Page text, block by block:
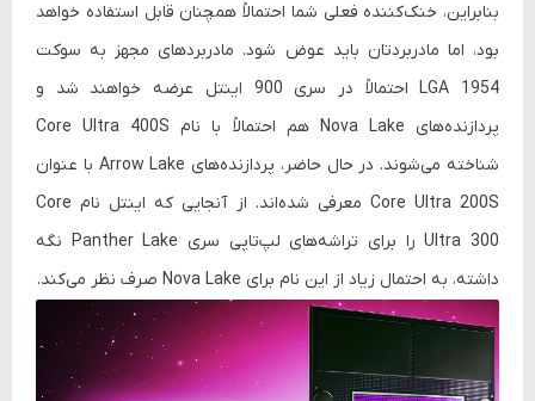
بنابراین، خنک‌کننده فعلی شما احتمالاً همچنان قابل استفاده خواهد
بود، اما مادربردتان باید عوض شود. مادربردهای مجهز به سوکت
LGA 1954 احتمالاً در سری 900 اینتل عرضه خواهند شد و
پردازنده‌های Nova Lake هم احتمالاً با نام
Core Ultra 400S
شناخته می‌شوند. در حال حاضر، پردازنده‌های Arrow Lake با عنوان
Core Ultra 200S معرفی شده‌اند. از آنجایی که اینتل نام
Core
Ultra 300
را برای تراشه‌های لپ‌تاپی سری Panther Lake نگه
داشته، به احتمال زیاد از این نام برای Nova Lake صرف نظر می‌کند.